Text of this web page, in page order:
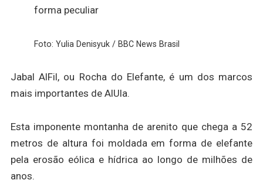
forma peculiar
Foto: Yulia Denisyuk / BBC News Brasil
Jabal AlFil, ou Rocha do Elefante, é um dos marcos
mais importantes de AlUla.
Esta imponente montanha de arenito que chega a 52
metros de altura foi moldada em forma de elefante
pela erosão eólica e hídrica ao longo de milhões de
anos.